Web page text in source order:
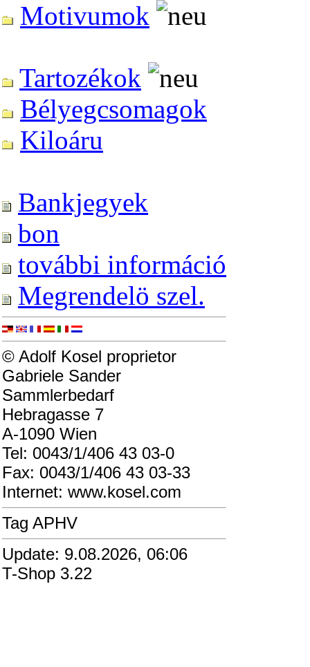
Motivumok
Tartozékok
Bélyegcsomagok
Kiloáru
Bankjegyek
bon
további információ
Megrendelö szel.
© Adolf Kosel proprietor
Gabriele Sander
Sammlerbedarf
Hebragasse 7
A-1090 Wien
Tel: 0043/1/406 43 03-0
Fax: 0043/1/406 43 03-33
Internet: www.kosel.com
Tag APHV
Update: 9.08.2026, 06:06
T-Shop 3.22